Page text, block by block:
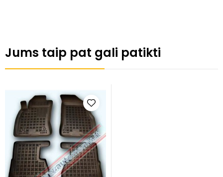
Jums taip pat gali patikti